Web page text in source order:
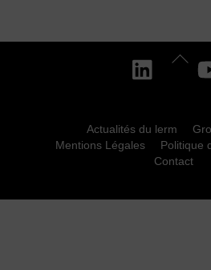
Back
Actualités du lerm
Mentions Légales
Politique
Contact